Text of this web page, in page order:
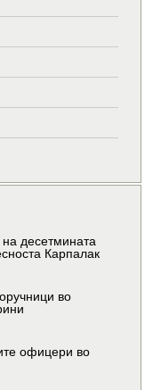
десетмината
Карпалак
во
офицери во